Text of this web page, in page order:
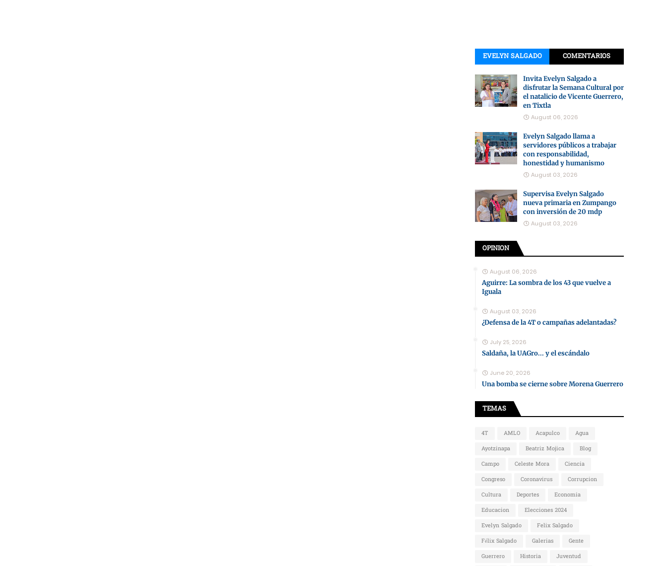
EVELYN SALGADO COMENTARIOS
Invita Evelyn Salgado a
disfrutar la Semana Cultural por
el natalicio de Vicente Guerrero,
en Tixtla
August 06, 2026
Evelyn Salgado llama a
servidores públicos a trabajar
con responsabilidad,
honestidad y humanismo
August 03, 2026
Supervisa Evelyn Salgado
nueva primaria en Zumpango
con inversión de 20 mdp
August 03, 2026
OPINION
August 06, 2026
Aguirre: La sombra de los 43 que vuelve a
Iguala
August 03, 2026
¿Defensa de la 4T o campañas adelantadas?
July 25, 2026
Saldaña, la UAGro... y el escándalo
June 20, 2026
Una bomba se cierne sobre Morena Guerrero
TEMAS
4T AMLO Acapulco
Agua
Ayotzinapa
Beatriz Mojica
Blog
Campo
Celeste Mora
Ciencia
Congreso
Coronavirus
Corrupcion
Cultura
Deportes
Economia
Educacion
Elecciones 2024
Evelyn Salgado
Felix Salgado
Félix Salgado
Galerias
Gente
Guerrero
Historia Juventud